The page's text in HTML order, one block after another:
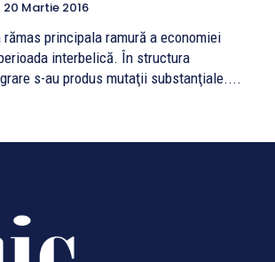
20 Martie 2016
principala ramură a economiei
interbelică. În structura
s-au produs mutaţii substanţiale....